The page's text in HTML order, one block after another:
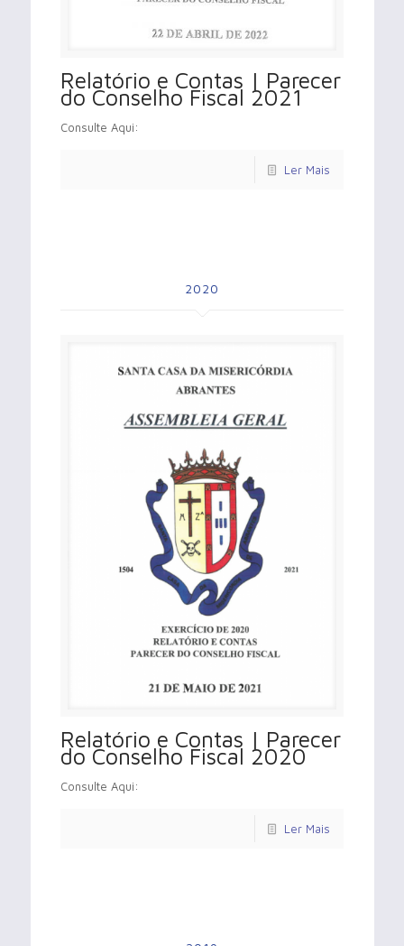
Relatório e Contas | Parecer
do Conselho Fiscal 2021
Consulte Aqui:
Ler Mais
2020
Relatório e Contas | Parecer
do Conselho Fiscal 2020
Consulte Aqui:
Ler Mais